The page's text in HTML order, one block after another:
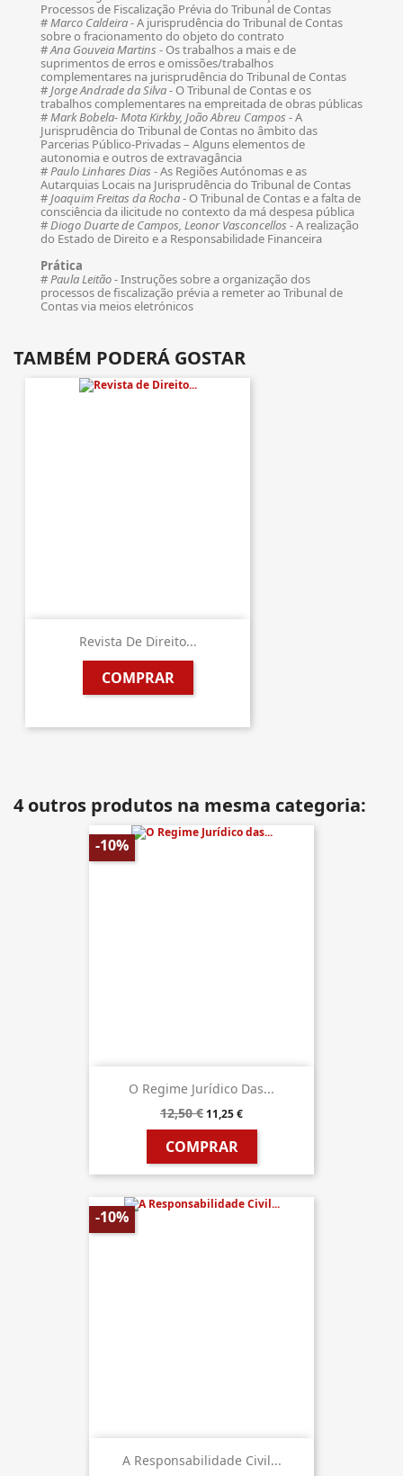
Processos de Fiscalização Prévia do Tribunal de Contas
#Marco Caldeira- A jurisprudência do Tribunal de Contas
sobre o fracionamento do objeto do contrato
#Ana Gouveia Martins - Os trabalhos a mais e de
suprimentos de erros e omissões/trabalhos
complementares na jurisprudência do Tribunal de Contas
#Jorge Andrade da Silva- O Tribunal de Contas e os
trabalhos complementares na empreitada de obras públicas
#Mark Bobela- Mota Kirkby, João Abreu Campos - A
Jurisprudência do Tribunal de Contas no âmbito das
Parcerias Público-Privadas – Alguns elementos de
autonomia e outros de extravagância
#Paulo Linhares Dias - As Regiões Autónomas e as
Autarquias Locais na Jurisprudência do Tribunal de Contas
#Joaquim Freitas da Rocha- O Tribunal de Contas e a falta de
consciência da ilicitude no contexto da má despesa pública
#Diogo Duarte de Campos, Leonor Vasconcellos - A realização
do Estado de Direito e a Responsabilidade Financeira
Prática
#Paula Leitão- Instruções sobre a organização dos
processos de fiscalização prévia a remeter ao Tribunal de
Contas via meios eletrónicos
TAMBÉM PODERÁ GOSTAR
Revista De Direito...
COMPRAR
4 outros produtos na mesma categoria:
O Regime Jurídico Das...
12,50 € 11,25 €
COMPRAR
-10%
A Responsabilidade Civil...
-10%